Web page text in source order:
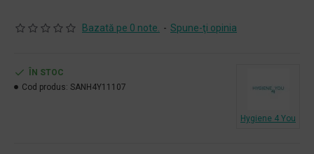
Bazată pe 0 note. - Spune-ţi opinia
ÎN STOC
Cod produs: SANH4Y11107
Hygiene 4 You